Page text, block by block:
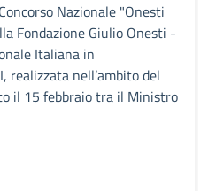
Nazionale "Onesti
Fondazione Giulio Onesti -
Italiana in
realizzata nell’ambito del
il 15 febbraio tra il Ministro